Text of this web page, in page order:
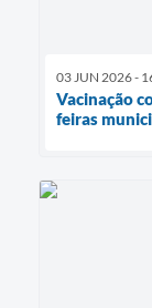
03 JUN 2026 -
Vacinação
feiras